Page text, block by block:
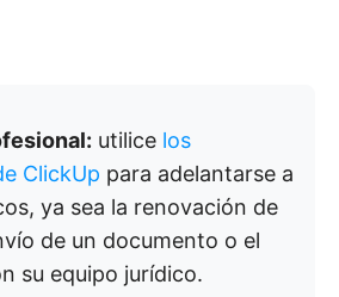
utilice los
ClickUp para adelantarse a
ya sea la renovación de
de un documento o el
su equipo jurídico.